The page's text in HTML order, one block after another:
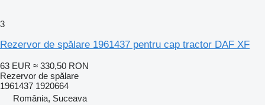
3
Rezervor de spălare 1961437 pentru cap tractor DAF XF
63 EUR ≈ 330,50 RON
Rezervor de spălare
1961437 1920664
România, Suceava